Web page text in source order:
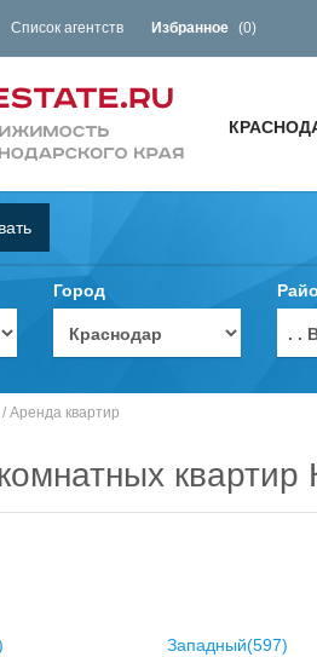
Список агентств Избранное (0)
Город
. .
/ Аренда квартир
квартир
Западный(597)